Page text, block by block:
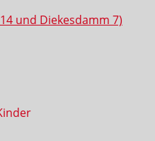
und Diekesdamm 7)